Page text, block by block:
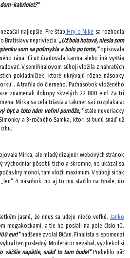
kabriolet?“
najlepšie. Pre štáb Hry o Niké sa rozhodla
Bratislavy nepriviezla. „Už bola hotová, niesla som
som sa pošmykla a bolo po torte,“opisovala
rána. Či už úradovala karma alebo iná vyššia
V semifinálovom súboji vložila z nahratých
pokladničiek, ktoré ukrývajú rôzne násobky
A trafila do čierneho. Päťnásobok vloženého
znamenali dokopy skvelých 22 800 eur! Za tri
Mirka sa celá triasla a takmer sa i rozplakala:
byt a toto nám veľmi pomôže,“stále neveriacky
a 3-ročného Samka, ktorí si budú snáď už
Mirka, ale mladý dizajnér webových stránok
východniar pôsobil ticho a skromne, no ukázal sa
hry mohol, tam vložil maximum. V súboji si tak
4-násobok, no aj to mu stačilo na finále, do
jasné, že dnes sa udeje niečo veľké. Janko
megakockami, a tie ho poslali na pole číslo 10.
eur!“nadšene zvolal Bičan. Finalista si spomedzi
ten posledný. Moderátor neváhal, vyzliekol si
väčšie napätie, snáď to tam bude!“Prebehlo päť